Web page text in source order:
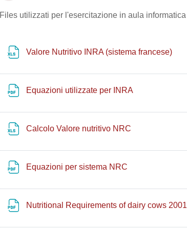
Files utilizzati per l'esercitazione in aula informatica
Valore Nutritivo INRA (sistema francese)
Equazioni utilizzate per INRA
Calcolo Valore nutritivo NRC
Equazioni per sistema NRC
Nutritional Requirements of dairy cows 2001